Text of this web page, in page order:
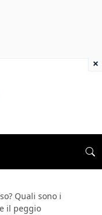
Quali sono i
il peggio
×